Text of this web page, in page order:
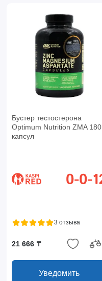
Бустер тестостерона
Optimum Nutrition ZMA 180
капсул
3 отзыва
21 666 ₸
Уведомить